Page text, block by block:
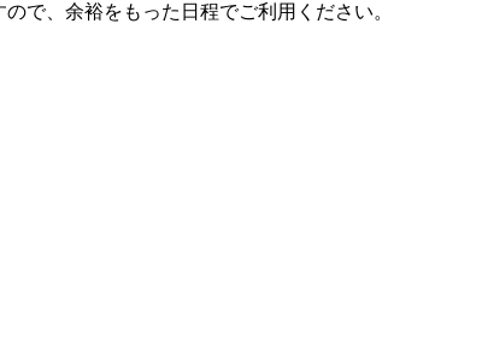
で、余裕をもった日程でご利用ください。